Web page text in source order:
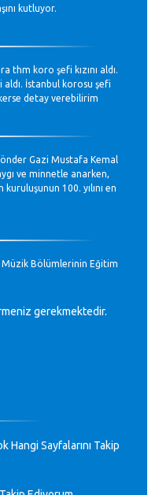
kutluyor.
thm koro şefi kızını aldı.
İstanbul korosu şefi
detay verebilirim
Gazi Mustafa Kemal
ve minnetle anarken,
100. yılını en
Bölümlerinin Eğitim
Kurtuluş, teveccüh
saygılarımı iletin
gerekmektedir.
Sayfalarını Takip